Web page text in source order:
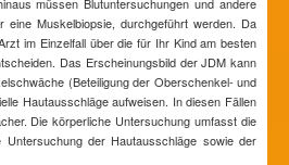
Muskelbiopsie, durchgeführt werden. Da
im Einzelfall über die für Ihr Kind am besten
Das Erscheinungsbild der JDM kann
(Beteiligung der Oberschenkel- und
Hautausschläge aufweisen. In diesen Fällen
Die körperliche Untersuchung umfasst die
der Hautausschläge sowie der